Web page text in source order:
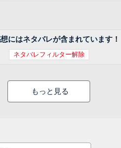
にはネタバレが含まれています！
ネタバレフィルター解除
もっと見る